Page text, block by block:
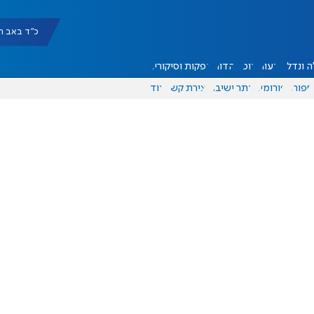
כ"ד באב תשפ"ו
ונדל"ן דעות אוכל יהדות הפקות וסיקורים
ספורט פורומים אתר ישיבה יצירת קשר עוד